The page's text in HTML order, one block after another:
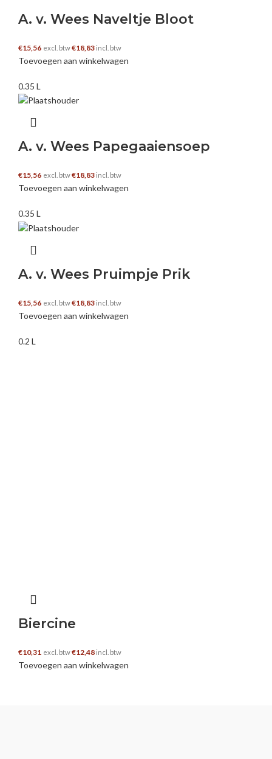
A. v. Wees Naveltje Bloot
€15,56 excl. btw€18,83 incl. btw
Toevoegen aan winkelwagen
0.35 L
A. v. Wees Papegaaiensoep
€15,56 excl. btw€18,83 incl. btw
Toevoegen aan winkelwagen
0.35 L
A. v. Wees Pruimpje Prik
€15,56 excl. btw€18,83 incl. btw
Toevoegen aan winkelwagen
0.2 L
Biercine
€10,31 excl. btw€12,48 incl. btw
Toevoegen aan winkelwagen